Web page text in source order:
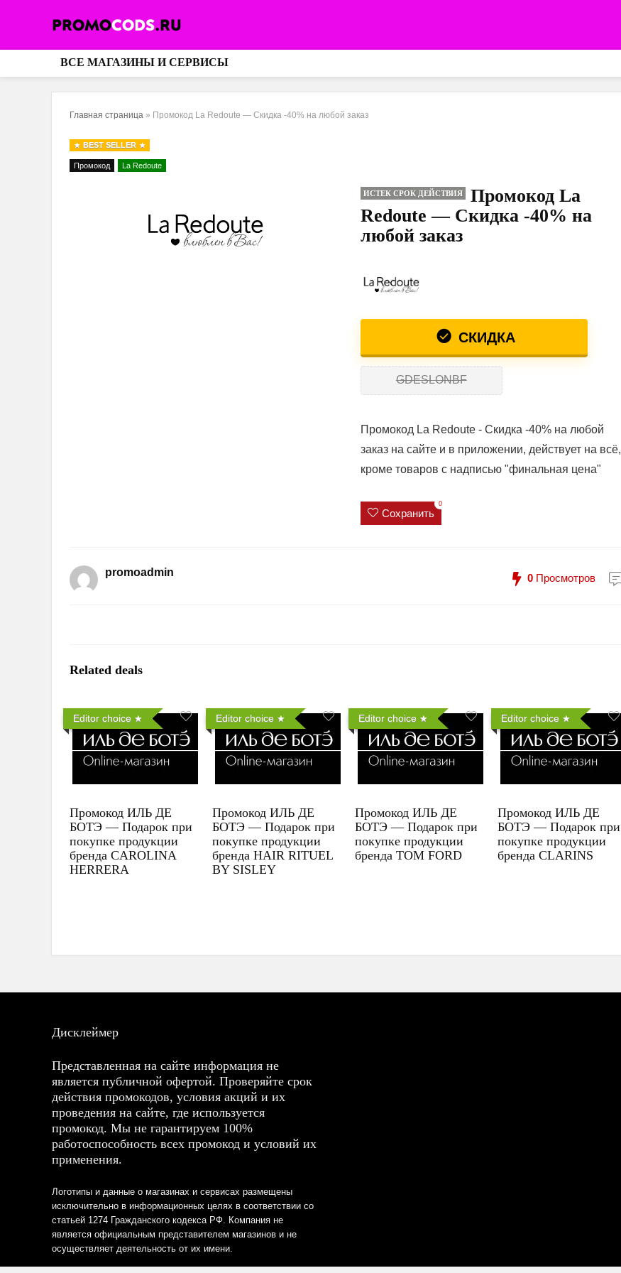
ВСЕ МАГАЗИНЫ И СЕРВИСЫ
Главная страница » Промокод La Redoute — Скидка -40% на любой заказ
BEST SELLER
Промокод La Redoute
ИСТЕК СРОК ДЕЙСТВИЯ
Промокод La
Redoute — Скидка -40% на
любой заказ
СКИДКА
GDESLONBF
Промокод La Redoute - Скидка -40% на любой
заказ на сайте и в приложении, действует на всё,
кроме товаров с надписью "финальная цена"
Сохранить
0
promoadmin 0 Просмотров
Related deals
Editor choice
Промокод ИЛЬ ДЕ
БОТЭ — Подарок при
покупке продукции
бренда CAROLINA
HERRERA
Editor choice
Промокод ИЛЬ ДЕ
БОТЭ — Подарок при
покупке продукции
бренда HAIR RITUEL
BY SISLEY
Editor choice
Промокод ИЛЬ ДЕ
БОТЭ — Подарок при
покупке продукции
бренда TOM FORD
Editor choice
Промокод ИЛЬ ДЕ
БОТЭ — Подарок при
покупке продукции
бренда CLARINS
Дисклеймер
Представленная на сайте информация не
является публичной офертой. Проверяйте срок
действия промокодов, условия акций и их
проведения на сайте, где используется
промокод. Мы не гарантируем 100%
работоспособность всех промокод и условий их
применения.
Логотипы и данные о магазинах и сервисах размещены
исключительно в информационных целях в соответствии со
статьей 1274 Гражданского кодекса РФ. Компания не
является официальным представителем магазинов и не
осуществляет деятельность от их имени.